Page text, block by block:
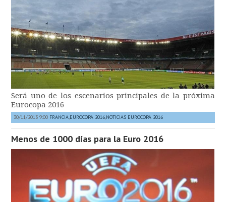
Será uno de los escenarios principales de la próxima
Eurocopa 2016
30/11/2013 9:00 FRANCIA,EUROCOPA 2016,NOTICIAS EUROCOPA 2016
Menos de 1000 días para la Euro 2016